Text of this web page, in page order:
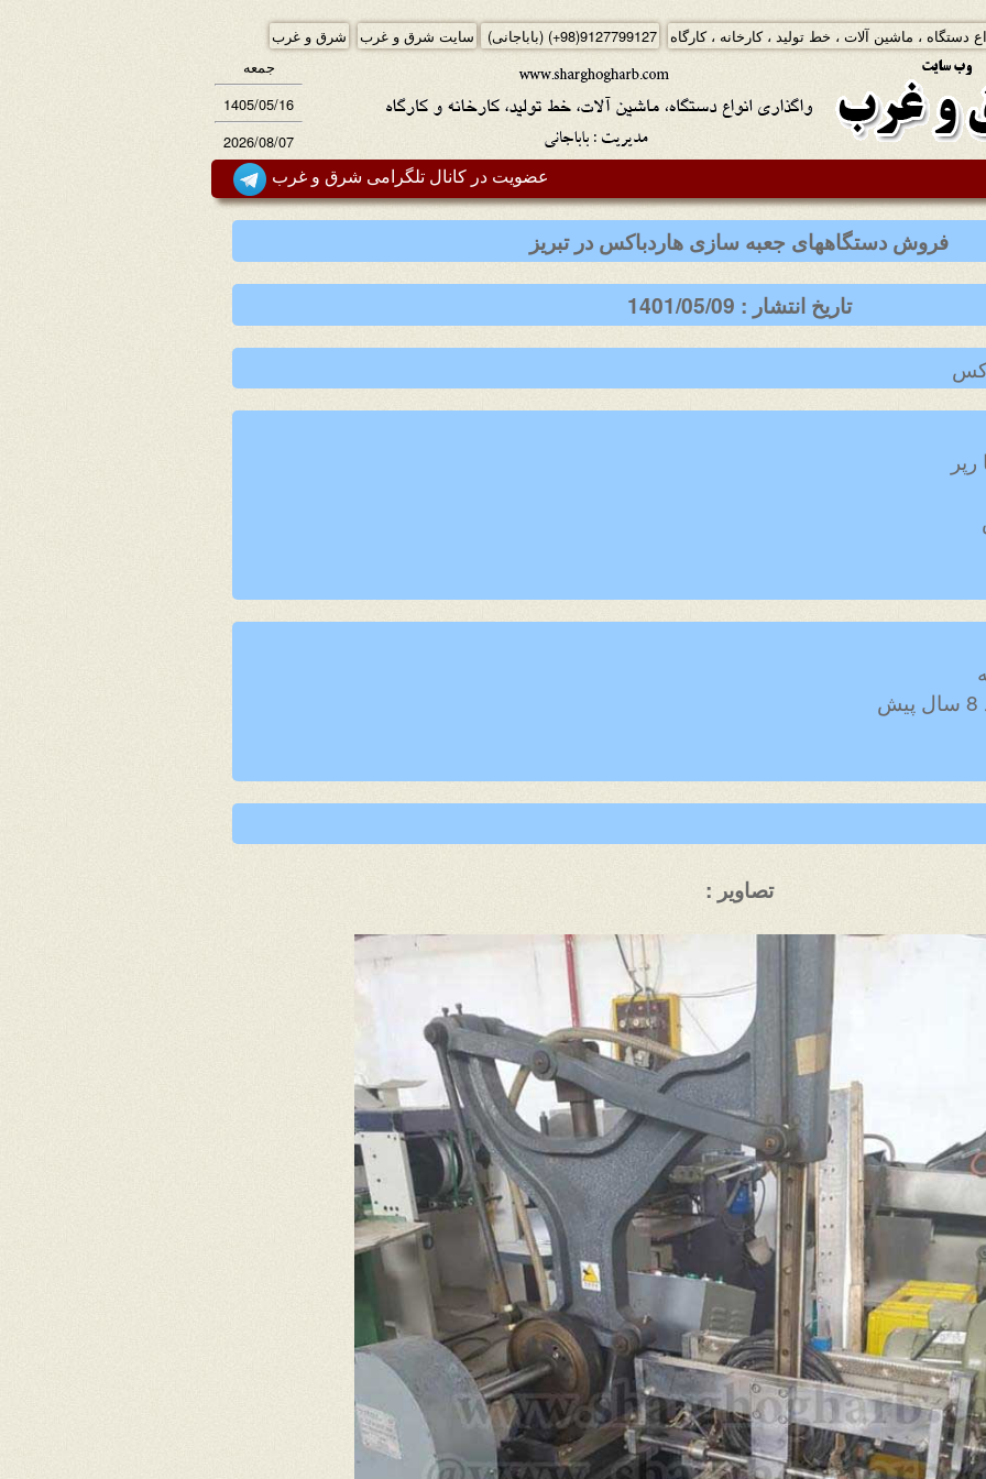
دستگاه ، ماشین آلات ، خط تولید ، کارخانه ، کارگاه (+98)9127799127 (باباجانی) سایت شرق و غرب
شرق و غرب
جمعه
1405/05/16
2026/08/07
عضویت در کانال تلگرامی شرق و غرب
فروش دستگاههای جعبه سازی هاردباکس در تبریز
تاریخ انتشار : 1401/05/09
تصاویر :